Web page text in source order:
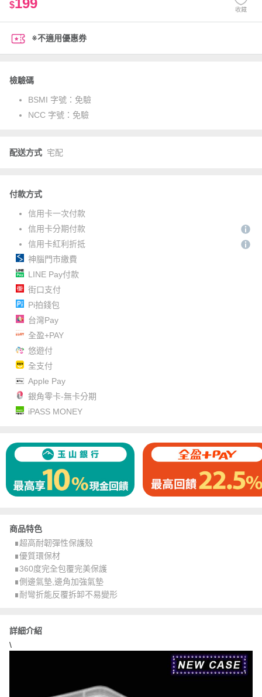
$199 收藏
※不適用優惠券
檢驗碼
BSMI 字號： 免驗
NCC 字號： 免驗
配送方式 宅配
付款方式
信用卡一次付款
信用卡分期付款
信用卡紅利折抵
神腦門市繳費
LINE Pay付款
街口支付
Pi拍錢包
台灣Pay
全盈+PAY
悠遊付
全支付
Apple Pay
銀角零卡-無卡分期
iPASS MONEY
商品特色
∎超高耐韌彈性保護殼
∎優質環保材
∎360度完全包覆完美保護
∎側邊氣墊,邊角加強氣墊
∎耐彎折能反覆拆卸不易變形
詳細介紹
\